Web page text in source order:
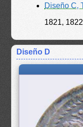
Diseño C,
1821, 1822
Diseño D